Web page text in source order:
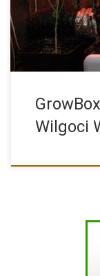
Wilgoci